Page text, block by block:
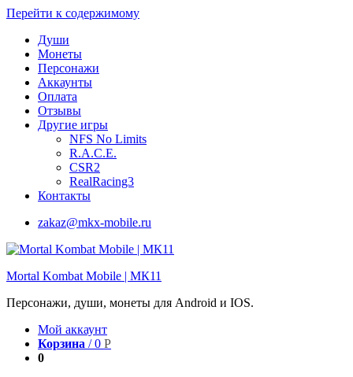
Перейти к содержимому
Души
Монеты
Персонажи
Аккаунты
Оплата
Отзывы
Другие игры
NFS No Limits
R.A.C.E.
CSR2
RealRacing3
Контакты
zakaz@mkx-mobile.ru
Mortal Kombat Mobile | МК11
Персонажи, души, монеты для Android и IOS.
Мой аккаунт
Корзина /0 Р
0